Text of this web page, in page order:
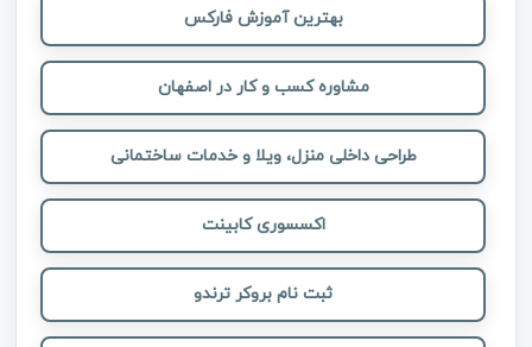
بهترین آموزش فارکس
مشاوره کسب و کار در اصفهان
طراحی داخلی منزل، ویلا و خدمات ساختمانی
اکسسوری کابینت
ثبت نام بروکر ترندو